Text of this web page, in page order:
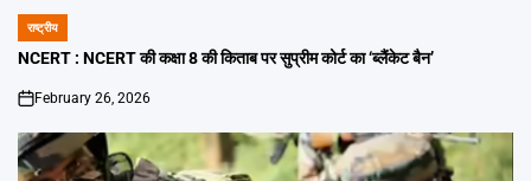
POSTED
IN
राष्ट्रीय
NCERT : NCERT की कक्षा 8 की किताब पर सुप्रीम कोर्ट का ‘ब्लैंकेट बैन’
on
February 26, 2026